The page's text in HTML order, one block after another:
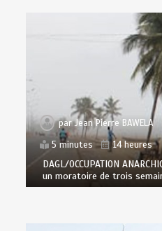
parJean Pierre BAWELA
5 minutes
14 heures
DAGL/OCCUPATION
un moratoire de trois